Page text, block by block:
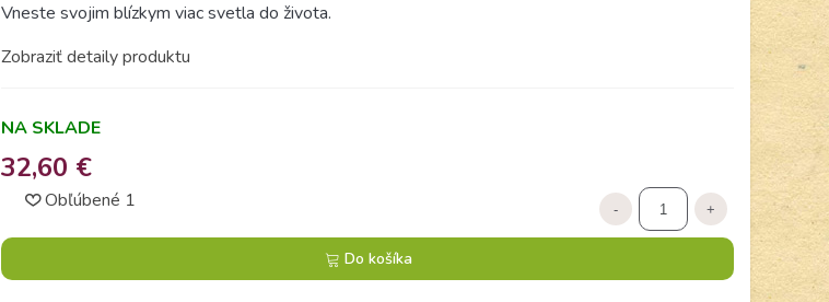
Vneste svojim blízkym viac svetla do života.
Zobraziť detaily produktu
NA SKLADE
32,60 €
Obľúbené 1 - +
Do košíka